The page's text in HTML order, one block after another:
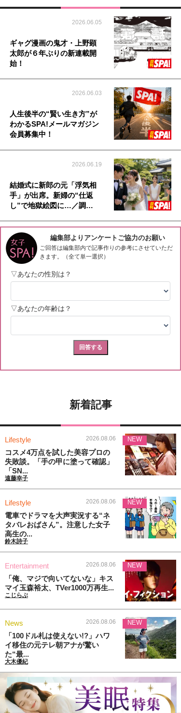
2026.06.05
ギャグ漫画の鬼才・上野顕
太郎が６年ぶりの新連載開
始！
2026.06.03
人生後半の“賢い生き方”が
わかるSPA!メールマガジン
会員募集中！
2026.06.19
結婚式に新郎の元「浮気相
手」が出席。新婦の“仕返
し”で地獄絵図に…／調…
新着記事
Lifestyle 2026.08.06
コスメ4万点を試した美容プロの
失敗談。「手の甲に塗って確認」
「SN...
遠藤幸子
NEW
Lifestyle 2026.08.06
電車でドラマを大声実況する“ネ
タバレおばさん”。注意した女子
高生の...
鈴木詩子
NEW
Entertainment 2026.08.06
「俺、マジで向いてないな」キス
マイ玉森裕太、TVer1000万再生...
こじらぶ
NEW
News 2026.08.06
「100ドル札は使えない!?」ハワ
イ移住の元テレ朝アナが驚い
た“最...
大木優紀
NEW